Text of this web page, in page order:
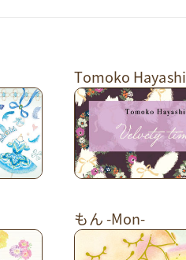
Tomoko Hayashi
もん -Mon-